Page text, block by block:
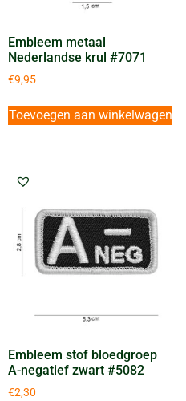
Embleem metaal
Nederlandse krul #7071
€9,95
Toevoegen aan winkelwagen
Embleem stof bloedgroep
A-negatief zwart #5082
€2,30